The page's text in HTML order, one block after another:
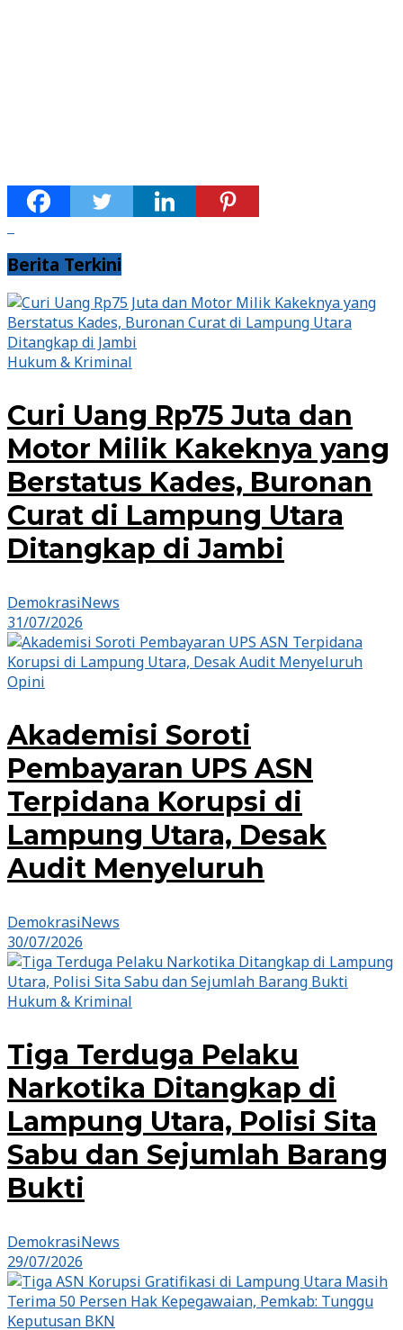
Berita Terkini
Hukum & Kriminal
Curi Uang Rp75 Juta dan
Motor Milik Kakeknya yang
Berstatus Kades, Buronan
Curat di Lampung Utara
Ditangkap di Jambi
DemokrasiNews
31/07/2026
Opini
Akademisi Soroti
Pembayaran UPS ASN
Terpidana Korupsi di
Lampung Utara, Desak
Audit Menyeluruh
DemokrasiNews
30/07/2026
Hukum & Kriminal
Tiga Terduga Pelaku
Narkotika Ditangkap di
Lampung Utara, Polisi Sita
Sabu dan Sejumlah Barang
Bukti
DemokrasiNews
29/07/2026